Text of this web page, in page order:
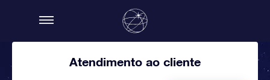
Atendimento ao cliente